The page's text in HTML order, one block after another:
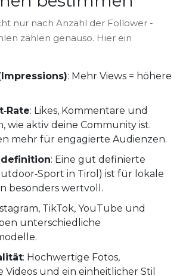
nur nach Anzahl der Follower -
zählen genauso. Hier ein
: Mehr Views = höhere
: Likes, Kommentare und
wie aktiv deine Community ist.
mehr für engagierte Audienzen.
: Eine gut definierte
in Tirol) ist für lokale
besonders wertvoll.
TikTok, YouTube und
unterschiedliche
: Hochwertige Fotos,
Videos und ein einheitlicher Stil